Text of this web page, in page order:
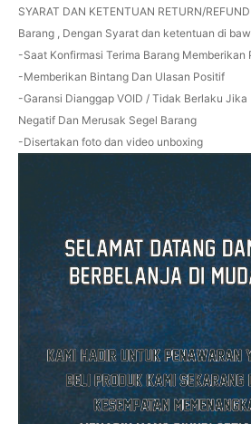
SYARAT DAN KETENTUAN RETURN/
Barang , Dengan Syarat dan ketentuan di
-Saat Konfirmasi Terima Barang Memberikan
-Memberikan Bintang Dan Ulasan Positif
-Garansi Dianggap VOID / Tidak Berlaku
Negatif Dan Merusak Segel Barang
-Disertakan foto dan video unboxing